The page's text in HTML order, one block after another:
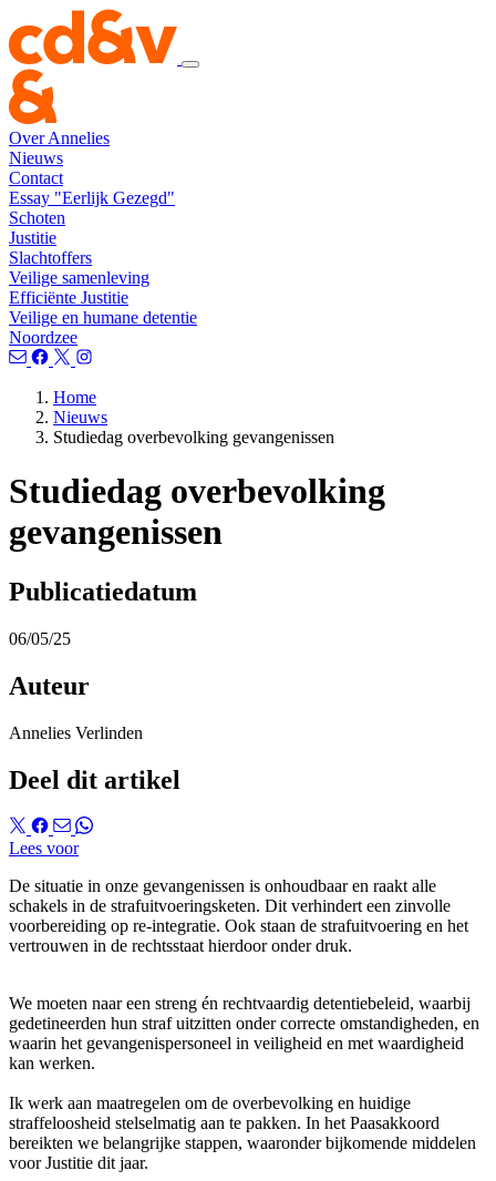
Over Annelies
Nieuws
Contact
Essay "Eerlijk Gezegd"
Schoten
Justitie
Slachtoffers
Veilige samenleving
Efficiënte Justitie
Veilige en humane detentie
Noordzee
Home
Nieuws
Studiedag overbevolking gevangenissen
Studiedag overbevolking
gevangenissen
Publicatiedatum
06/05/25
Auteur
Annelies Verlinden
Deel dit artikel
Lees voor
De situatie in onze gevangenissen is onhoudbaar en raakt alle
schakels in de strafuitvoeringsketen. Dit verhindert een zinvolle
voorbereiding op re-integratie. Ook staan de strafuitvoering en het
vertrouwen in de rechtsstaat hierdoor onder druk.
We moeten naar een streng én rechtvaardig detentiebeleid, waarbij
gedetineerden hun straf uitzitten onder correcte omstandigheden, en
waarin het gevangenispersoneel in veiligheid en met waardigheid
kan werken.
Ik werk aan maatregelen om de overbevolking en huidige
straffeloosheid stelselmatig aan te pakken. In het Paasakkoord
bereikten we belangrijke stappen, waaronder bijkomende middelen
voor Justitie dit jaar.